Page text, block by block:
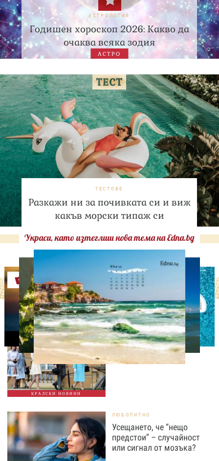
АСТРОЛОГИЯ
Годишен хороскоп 2026: Какво да
очаква всяка зодия
АСТРО
ТЕСТОВЕ
Разкажи ни за почивката си и виж
какъв морски типаж си
Украси, като изтеглиш нова тема на Edna.bg
Оферти
КРАЛСКИ НОВИНИ
СВОБОДНО ВРЕМЕ
Ново бебе в кралското
семейство
ЛЮБОПИТНО
Усещането, че “нещо
предстои” – случайност
или сигнал от мозъка?